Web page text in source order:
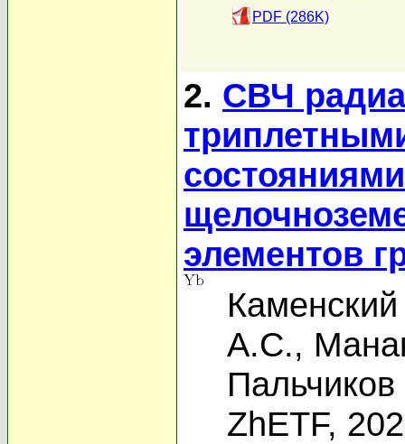
PDF (286K)
2. СВЧ
элементов
А.С.,
ZhETF,